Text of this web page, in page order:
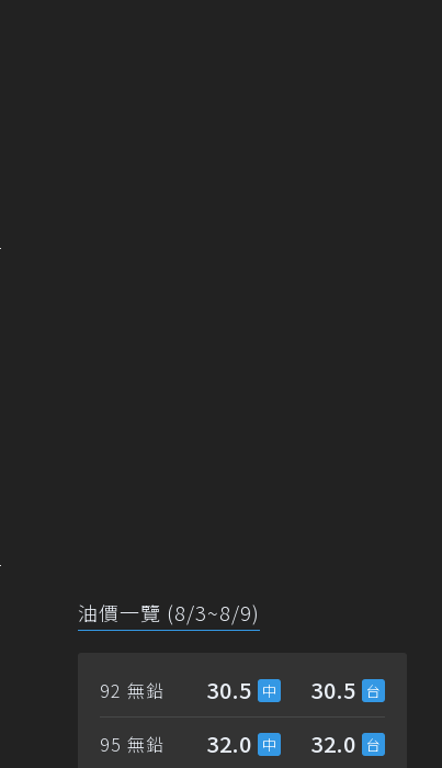
油價一覽 (8/3~8/9)
92 無鉛 30.5 30.5
95 無鉛 32.0 32.0